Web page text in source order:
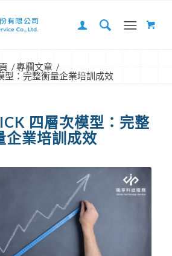
/專欄文章 /
型：完整衡量企業培訓成效
四層次模型：完整
企業培訓成效